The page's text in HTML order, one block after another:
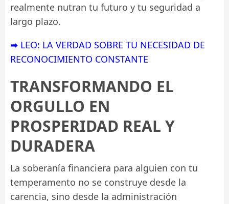
realmente nutran tu futuro y tu seguridad a
largo plazo.
➡ LEO: LA VERDAD SOBRE TU NECESIDAD DE
RECONOCIMIENTO CONSTANTE
TRANSFORMANDO EL
ORGULLO EN
PROSPERIDAD REAL Y
DURADERA
La soberanía financiera para alguien con tu
temperamento no se construye desde la
carencia, sino desde la administración